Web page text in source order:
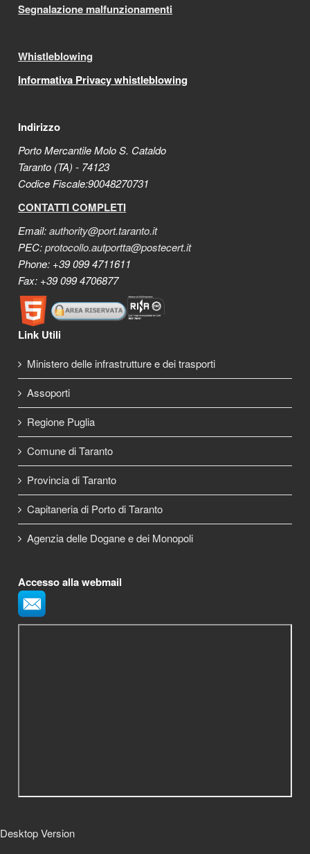
Segnalazione malfunzionamenti
Whistleblowing
Informativa Privacy whistleblowing
Indirizzo
Porto Mercantile Molo S. Cataldo
Taranto (TA) - 74123
Codice Fiscale:90048270731
CONTATTI COMPLETI
Email:authority@port.taranto.it
PEC:protocollo.autportta@postecert.it
Phone: +39 099 4711611
Fax: +39 099 4706877
Link Utili
Ministero delle infrastrutture e dei trasporti
Assoporti
Regione Puglia
Comune di Taranto
Provincia di Taranto
Capitaneria di Porto di Taranto
Agenzia delle Dogane e dei Monopoli
Accesso alla webmail
Desktop Version